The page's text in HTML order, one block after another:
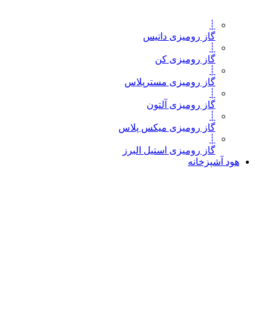
┊
گاز رومیزی داتیس
┊
گاز رومیزی کن
┊
گاز رومیزی مسترپلاس
┊
گاز رومیزی آلتون
┊
گاز رومیزی میکس پلاس
┊
گاز رومیزی استیل البرز
هود آشپزخانه